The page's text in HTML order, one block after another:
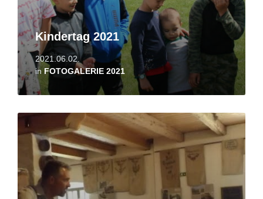
Kindertag 2021
2021.06.02.
in FOTOGALERIE 2021
Read
More